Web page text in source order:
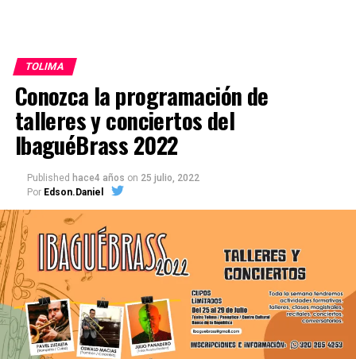
TOLIMA
Conozca la programación de
talleres y conciertos del
IbaguéBrass 2022
Published hace4 años on 25 julio, 2022
Por Edson.Daniel